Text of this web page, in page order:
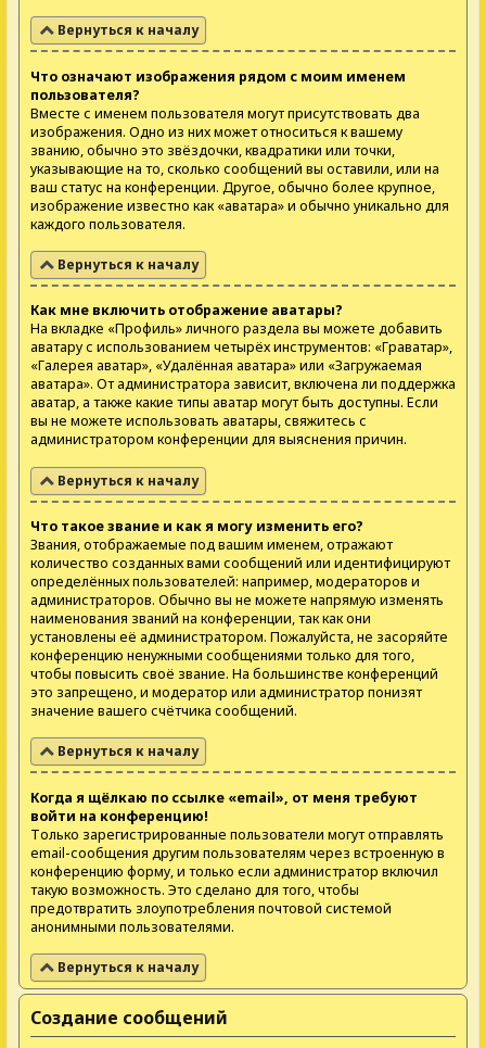
Вернуться к началу
Что означают изображения рядом с моим именем
пользователя?
Вместе с именем пользователя могут присутствовать два
изображения. Одно из них может относиться к вашему
званию, обычно это звёздочки, квадратики или точки,
указывающие на то, сколько сообщений вы оставили, или на
ваш статус на конференции. Другое, обычно более крупное,
изображение известно как «аватара» и обычно уникально для
каждого пользователя.
Вернуться к началу
Как мне включить отображение аватары?
На вкладке «Профиль» личного раздела вы можете добавить
аватару с использованием четырёх инструментов: «Граватар»,
«Галерея аватар», «Удалённая аватара» или «Загружаемая
аватара». От администратора зависит, включена ли поддержка
аватар, а также какие типы аватар могут быть доступны. Если
вы не можете использовать аватары, свяжитесь с
администратором конференции для выяснения причин.
Вернуться к началу
Что такое звание и как я могу изменить его?
Звания, отображаемые под вашим именем, отражают
количество созданных вами сообщений или идентифицируют
определённых пользователей: например, модераторов и
администраторов. Обычно вы не можете напрямую изменять
наименования званий на конференции, так как они
установлены её администратором. Пожалуйста, не засоряйте
конференцию ненужными сообщениями только для того,
чтобы повысить своё звание. На большинстве конференций
это запрещено, и модератор или администратор понизят
значение вашего счётчика сообщений.
Вернуться к началу
Когда я щёлкаю по ссылке «email», от меня требуют
войти на конференцию!
Только зарегистрированные пользователи могут отправлять
email-сообщения другим пользователям через встроенную в
конференцию форму, и только если администратор включил
такую возможность. Это сделано для того, чтобы
предотвратить злоупотребления почтовой системой
анонимными пользователями.
Вернуться к началу
Создание сообщений